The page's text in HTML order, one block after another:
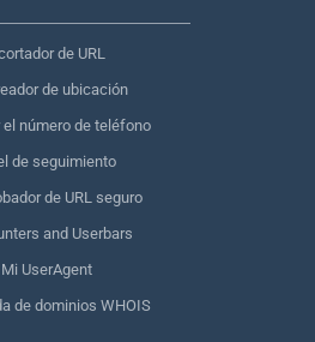
de URL
de ubicación
el número de teléfono
de seguimiento
de URL seguro
and Userbars
Mi UserAgent
de dominios WHOIS